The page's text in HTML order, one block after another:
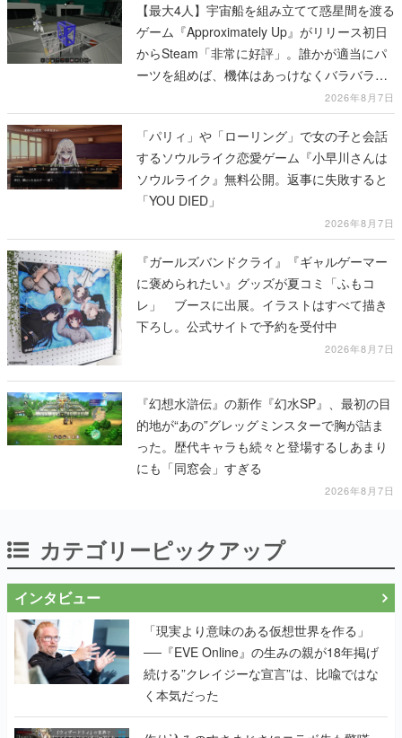
【最大4人】宇宙船を組み立てて惑星間を渡る
ゲーム『Approximately Up』がリリース初日
からSteam「非常に好評」。誰かが適当にパ
ーツを組めば、機体はあっけなくバラバラに
2026年8月7日
「パリィ」や「ローリング」で女の子と会話
するソウルライク恋愛ゲーム『小早川さんは
ソウルライク』無料公開。返事に失敗すると
「YOU DIED」
2026年8月7日
『ガールズバンドクライ』『ギャルゲーマー
に褒められたい』グッズが夏コミ「ふもコ
レ」 ブースに出展。イラストはすべて描き
下ろし。公式サイトで予約を受付中
2026年8月7日
『幻想水滸伝』の新作『幻水SP』、最初の目
的地が“あの”グレッグミンスターで胸が詰ま
った。歴代キャラも続々と登場するしあまり
にも「同窓会」すぎる
2026年8月7日
カテゴリーピックアップ
インタビュー
「現実より意味のある仮想世界を作る」
──『EVE Online』の生みの親が18年掲げ
続ける”クレイジーな宣言”は、比喩ではな
く本気だった